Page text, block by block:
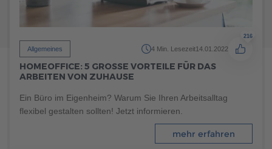
Allgemeines 4 Min. Lesezeit14.01.2022
216
HOMEOFFICE: 5 GROSSE VORTEILE FÜR DAS A
RBEITEN VON ZUHAUSE
Ein Büro im Eigenheim? Warum Sie Ihren Arbeitsalltag
flexibel gestalten sollten! Jetzt informieren.
mehr erfahren